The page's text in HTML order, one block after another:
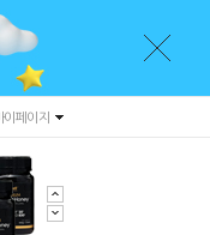
이페이지